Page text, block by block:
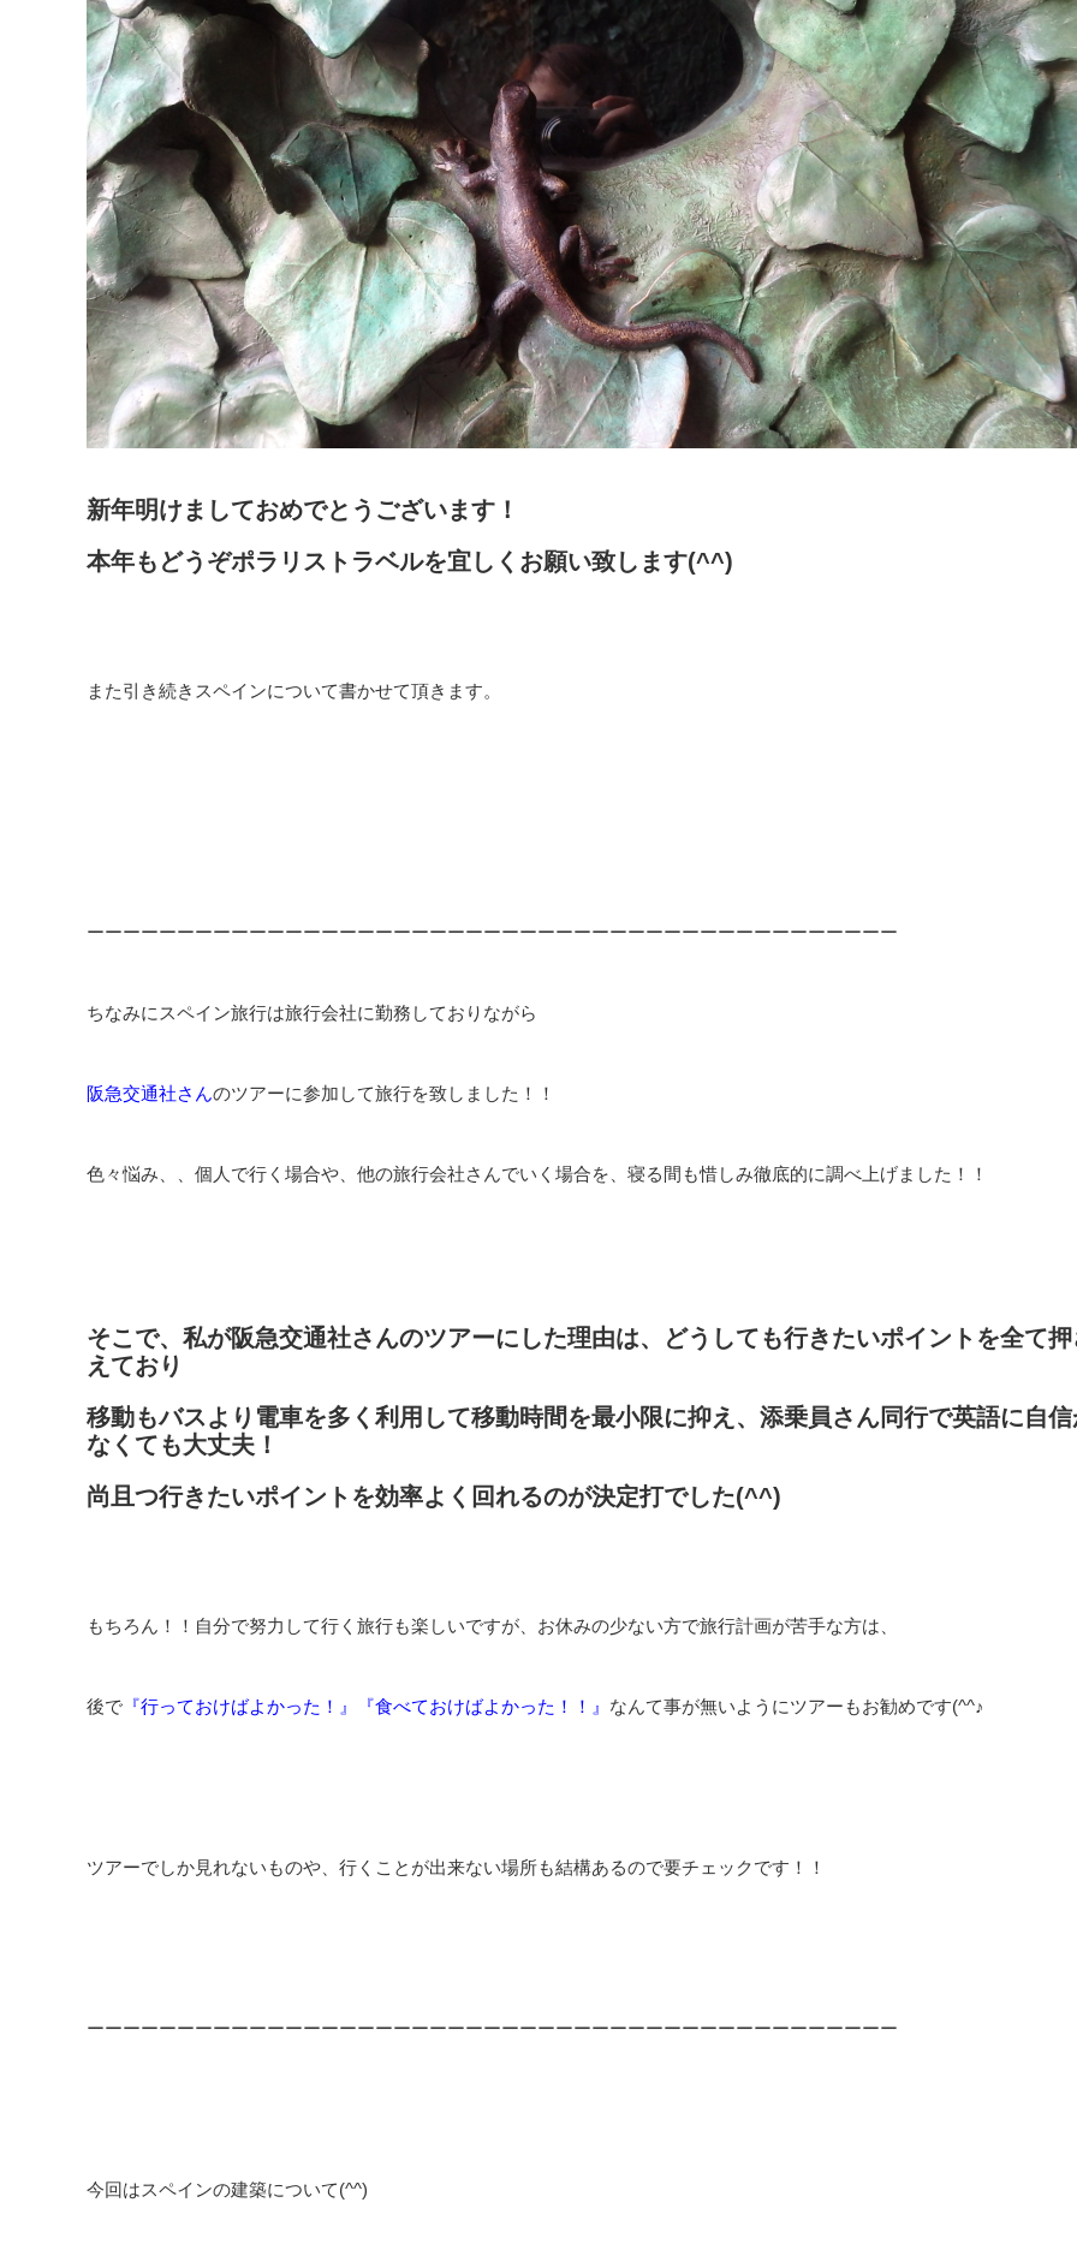
新年明けましておめでとうございます！
本年もどうぞポラリストラベルを宜しくお願い致します(^^)
また引き続きスペインについて書かせて頂きます。
ーーーーーーーーーーーーーーーーーーーーーーーーーーーーーーーーーーーーーーーーーーーーー
ちなみにスペイン旅行は旅行会社に勤務しておりながら
阪急交通社さんのツアーに参加して旅行を致しました！！
色々悩み、、個人で行く場合や、他の旅行会社さんでいく場合を、寝る間も惜しみ徹底的に調べ上げました！！
そこで、私が阪急交通社さんのツアーにした理由は、どうしても行きたいポイントを全て押
えており
移動もバスより電車を多く利用して移動時間を最小限に抑え、添乗員さん同行で英語に自信
なくても大丈夫！
尚且つ行きたいポイントを効率よく回れるのが決定打でした(^^)
もちろん！！自分で努力して行く旅行も楽しいですが、お休みの少ない方で旅行計画が苦手な方は、
後で 『行っておけばよかった！』『食べておけばよかった！！』 なんて事が無いようにツアーもお勧めです(^^♪
ツアーでしか見れないものや、行くことが出来ない場所も結構あるので要チェックです！！
ーーーーーーーーーーーーーーーーーーーーーーーーーーーーーーーーーーーーーーーーーーーーー
今回はスペインの建築について(^^)